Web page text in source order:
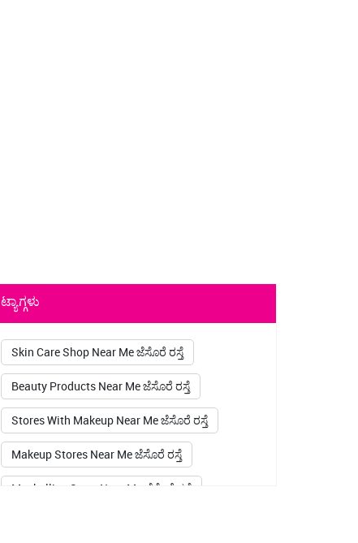
ಟ್ಯಾಗ್ಗಳು
Skin Care Shop Near Me ಜೆಸೊರೆ ರಸ್ತೆ
Beauty Products Near Me ಜೆಸೊರೆ ರಸ್ತೆ
Stores With Makeup Near Me ಜೆಸೊರೆ ರಸ್ತೆ
Makeup Stores Near Me ಜೆಸೊರೆ ರಸ್ತೆ
Maybelline Store Near Me ಜೆಸೊರೆ ರಸ್ತೆ